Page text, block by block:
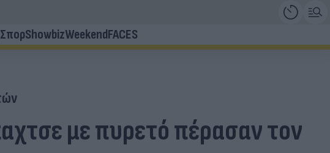
ΣπορShowbizWeekendFACES
με πυρετό πέρασαν τον